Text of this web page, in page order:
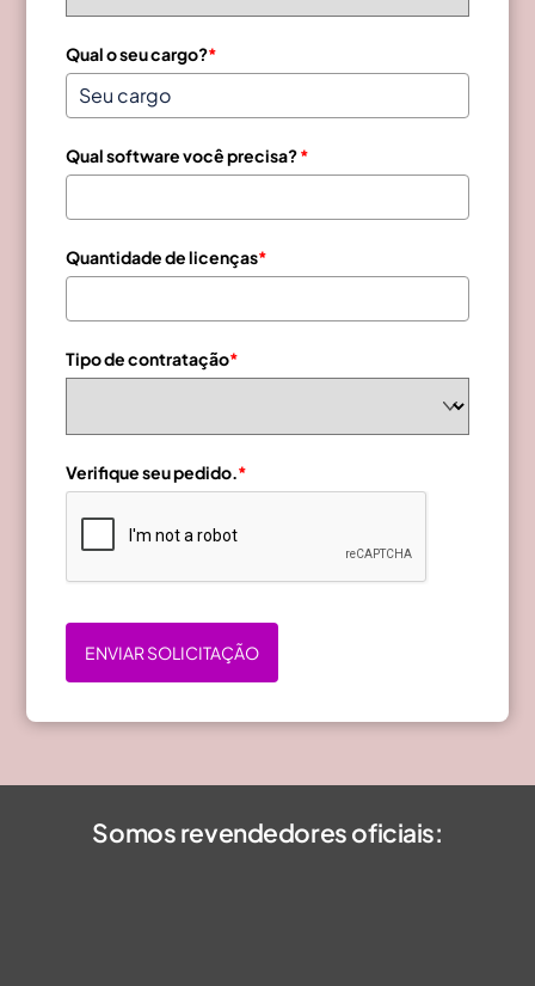
Qual o seu cargo?*
Qual software você precisa?*
Quantidade de licenças*
Tipo de contratação*
Verifique seu pedido. *
ENVIAR SOLICITAÇÃO
Somos revendedores oficiais: